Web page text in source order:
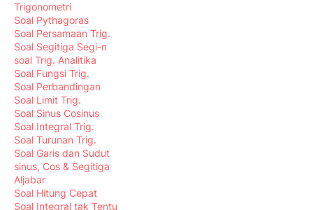
Trigonometri
Soal Pythagoras
Soal Persamaan Trig.
Soal Segitiga Segi-n
soal Trig. Analitika
Soal Fungsi Trig.
Soal Perbandingan
Soal Limit Trig.
Soal Sinus Cosinus
Soal Integral Trig.
Soal Turunan Trig.
Soal Garis dan Sudut
sinus, Cos & Segitiga
Aljabar
Soal Hitung Cepat
Soal Integral tak Tentu